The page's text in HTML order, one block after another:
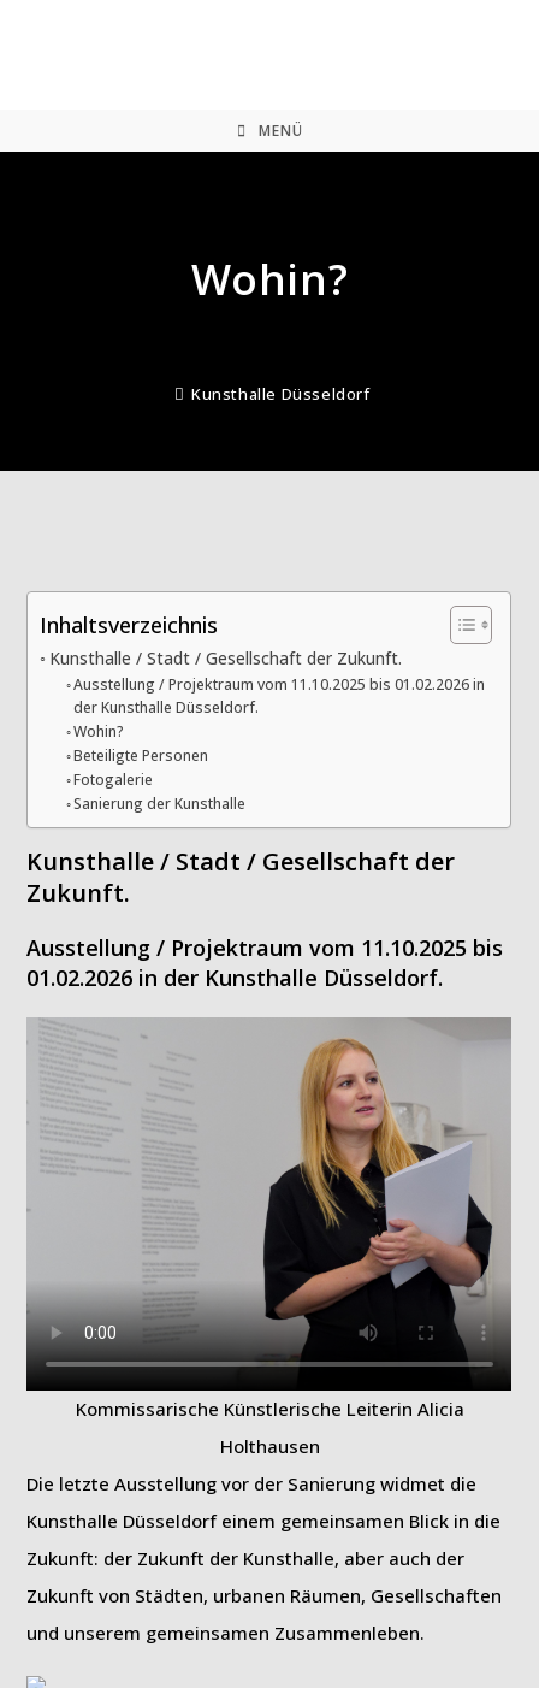
MENÜ
Wohin?
Kunsthalle Düsseldorf
Inhaltsverzeichnis
Kunsthalle / Stadt / Gesellschaft der Zukunft.
Ausstellung / Projektraum vom 11.10.2025 bis 01.02.2026 in
der Kunsthalle Düsseldorf.
Wohin?
Beteiligte Personen
Fotogalerie
Sanierung der Kunsthalle
Kunsthalle / Stadt / Gesellschaft der
Zukunft.
Ausstellung / Projektraum vom 11.10.2025 bis
01.02.2026 in der Kunsthalle Düsseldorf.
Kommissarische Künstlerische Leiterin Alicia
Holthausen
Die letzte Ausstellung vor der Sanierung widmet die
Kunsthalle Düsseldorf einem gemeinsamen Blick in die
Zukunft: der Zukunft der Kunsthalle, aber auch der
Zukunft von Städten, urbanen Räumen, Gesellschaften
und unserem gemeinsamen Zusammenleben.